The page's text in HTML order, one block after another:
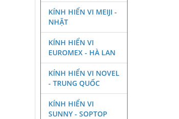
KÍNH HIỂN VI MEIJI -
NHẬT
KÍNH HIỂN VI
EUROMEX - HÀ LAN
KÍNH HIỂN VI NOVEL
- TRUNG QUỐC
KÍNH HIỂN VI
SUNNY - SOPTOP